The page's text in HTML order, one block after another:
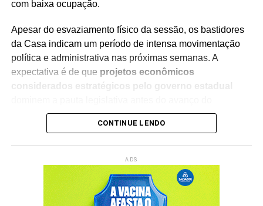
Redação Saiba+
com baixa ocupação.
Apesar do esvaziamento físico da sessão, os bastidores
da Casa indicam um período de intensa movimentação
política e administrativa nas próximas semanas. A
expectativa é de que projetos econômicos
considerados estratégicos pelo governo estadual
calendário eleitoral.
Transportes do Estado do Rio de Janeiro (Agetransp)
além da disputa pela escolha de um novo integrante do
Tribunal de Contas do Estado do Rio de Janeiro
CONTINUE LENDO
ADS